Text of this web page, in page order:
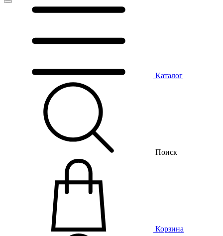
Каталог
Поиск
Корзина